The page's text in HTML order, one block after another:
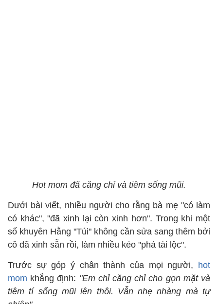
Hot mom đã căng chỉ và tiêm sống mũi.
Dưới bài viết, nhiều người cho rằng bà mẹ "có làm
có khác", "đã xinh lại còn xinh hơn". Trong khi một
số khuyên Hằng "Túi" không cần sửa sang thêm bởi
cô đã xinh sẵn rồi, làm nhiều kẻo "phá tài lộc".
Trước sự góp ý chân thành của mọi người, hot
mom khẳng định: "Em chỉ căng chỉ cho gọn mặt và
tiêm tí sống mũi lên thôi. Vẫn nhẹ nhàng mà tự